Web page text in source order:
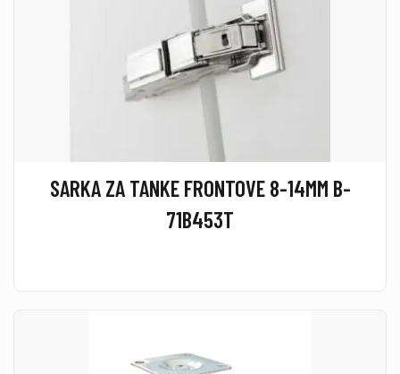
SARKA ZA TANKE FRONTOVE 8-14MM B-
71B453T